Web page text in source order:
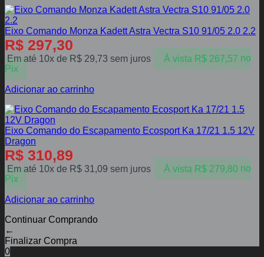
Eixo Comando Monza Kadett Astra Vectra S10 91/05 2.0 2.2
R$ 297,30
Em até 10x de R$ 29,73 sem juros À vista R$267,57 no
Pix
Adicionar ao carrinho
Eixo Comando do Escapamento Ecosport Ka 17/21 1.5 12V
Dragon
R$ 310,89
Em até 10x de R$ 31,09 sem juros À vista R$279,80 no
Pix
Adicionar ao carrinho
Continuar Comprando
←
Finalizar Compra
0